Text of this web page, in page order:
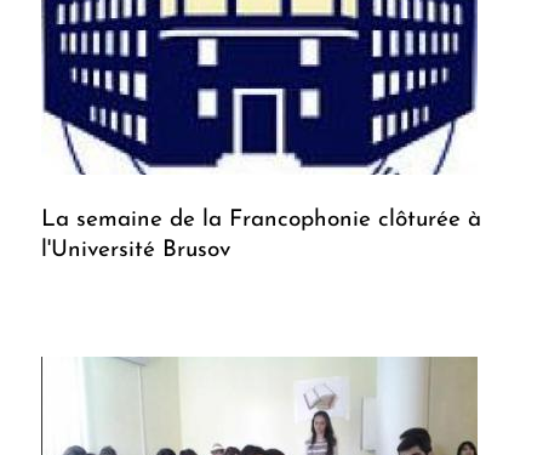
La semaine de la Francophonie clôturée à
l'Université Brusov